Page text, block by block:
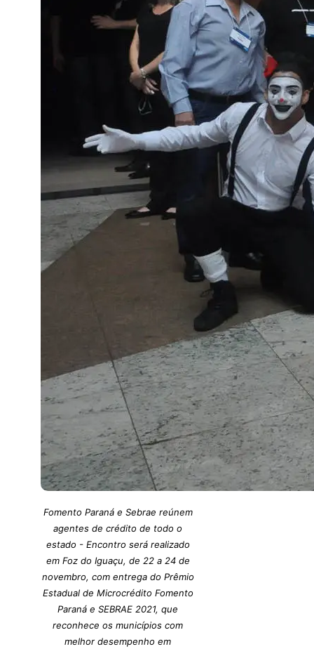
Fomento Paraná e Sebrae reúnem
agentes de crédito de todo o
estado - Encontro será realizado
em Foz do Iguaçu, de 22 a 24 de
novembro, com entrega do Prêmio
Estadual de Microcrédito Fomento
Paraná e SEBRAE 2021, que
reconhece os municípios com
melhor desempenho em